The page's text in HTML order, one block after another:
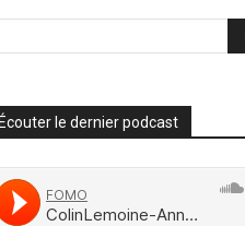
le dernier podcast